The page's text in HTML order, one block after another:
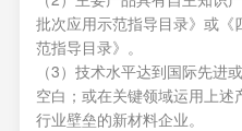
批次应用示范指导目录》或
范指导目录》。
（3）技术水平达到国际先进
空白；或在关键领域运用上
行业壁垒的新材料企业。